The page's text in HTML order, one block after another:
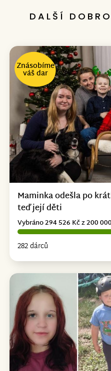
DALŠÍ
Znásobíme
váš dar
Maminka odešla po
teď její děti
282 dárců
Vybráno 294 526 Kč z 200